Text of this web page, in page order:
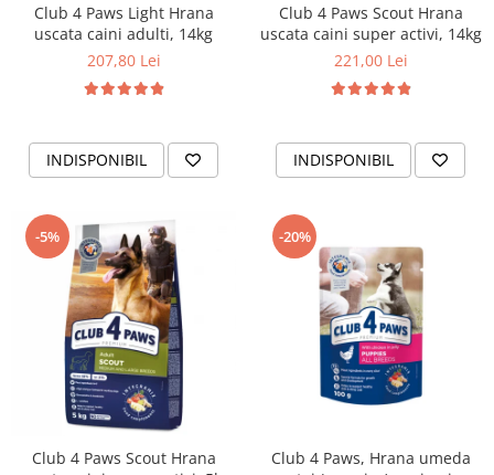
Club 4 Paws Light Hrana
uscata caini adulti, 14kg
207,80 Lei
INDISPONIBIL
Club 4 Paws Scout Hrana
uscata caini super activi, 14kg
221,00 Lei
INDISPONIBIL
-5%
Club 4 Paws Scout Hrana
-20%
Club 4 Paws, Hrana umeda